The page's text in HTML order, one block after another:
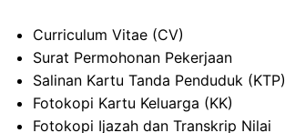
Curriculum Vitae (CV)
Surat Permohonan Pekerjaan
Salinan Kartu Tanda Penduduk (KTP)
Fotokopi Kartu Keluarga (KK)
Fotokopi Ijazah dan Transkrip Nilai